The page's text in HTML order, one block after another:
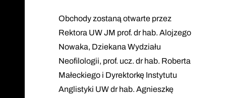
Obchody zostaną otwarte przez
Rektora UW JM prof. dr hab. Alojzego
Nowaka, Dziekana Wydziału
Neofilologii, prof. ucz. dr hab. Roberta
Małeckiego i Dyrektorkę Instytutu
Anglistyki UW dr hab. Agnieszkę